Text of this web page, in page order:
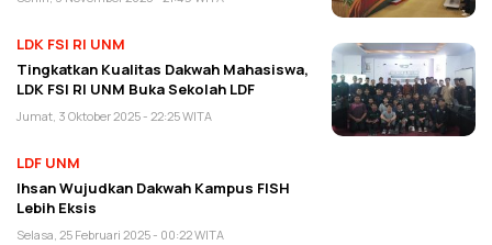
LDK FSI RI UNM
Tingkatkan Kualitas Dakwah Mahasiswa,
LDK FSI RI UNM Buka Sekolah LDF
Jumat, 3 Oktober 2025 - 22:25 WITA
LDF UNM
Ihsan Wujudkan Dakwah Kampus FISH
Lebih Eksis
Selasa, 25 Februari 2025 - 00:22 WITA